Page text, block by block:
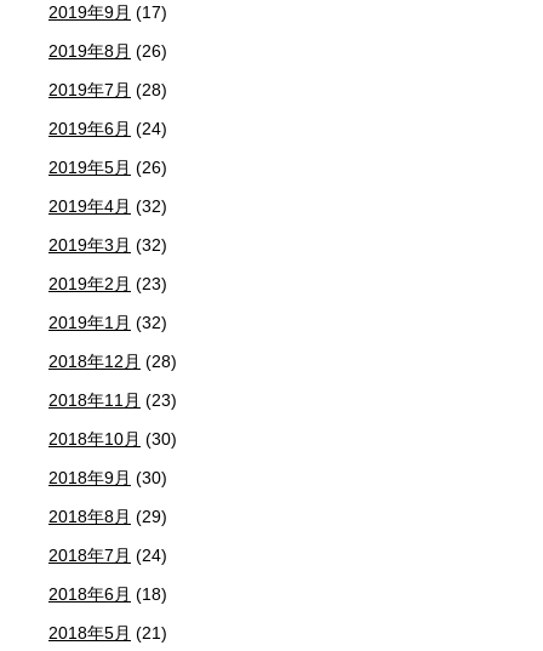
2019年9月 (17)
2019年8月 (26)
2019年7月 (28)
2019年6月 (24)
2019年5月 (26)
2019年4月 (32)
2019年3月 (32)
2019年2月 (23)
2019年1月 (32)
2018年12月 (28)
2018年11月 (23)
2018年10月 (30)
2018年9月 (30)
2018年8月 (29)
2018年7月 (24)
2018年6月 (18)
2018年5月 (21)